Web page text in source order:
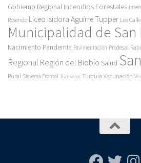
Gobierno Regional Incendios Forestales
Rosendo Liceo Isidora Aguirre Tupper Los
Municipalidad de San
Nacimiento Pandemia Pavimentación Prodesal
Regional Región del Biobío Salud
Rural Sistema Frontal Transelec Turquía Vacunación